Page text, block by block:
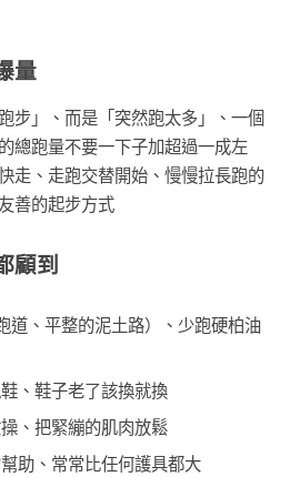
量
步」、而是「突然跑太多」、一個
總跑量不要一下子加超過一成左
走、走跑交替開始、慢慢拉長跑的
善的起步方式
顧到
道、平整的泥土路）、少跑硬柏油
、鞋子老了該換就換
、把緊繃的肌肉放鬆
助、常常比任何護具都大